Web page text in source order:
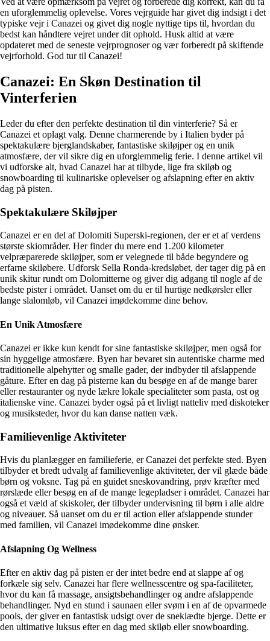
en uforglemmelig oplevelse. Vores vejrguide har givet dig indsigt i det
typiske vejr i Canazei og givet dig nogle nyttige tips til, hvordan du
bedst kan håndtere vejret under dit ophold. Husk altid at være
opdateret med de seneste vejrprognoser og vær forberedt på skiftende
vejrforhold. God tur til Canazei!
Canazei: En Skøn Destination til
Vinterferien
Leder du efter den perfekte destination til din vinterferie? Så er
Canazei et oplagt valg. Denne charmerende by i Italien byder på
spektakulære bjerglandskaber, fantastiske skiløjper og en unik
atmosfære, der vil sikre dig en uforglemmelig ferie. I denne artikel vil
vi udforske alt, hvad Canazei har at tilbyde, lige fra skiløb og
snowboarding til kulinariske oplevelser og afslapning efter en aktiv
dag på pisten.
Spektakulære Skiløjper
Canazei er en del af Dolomiti Superski-regionen, der er et af verdens
største skiområder. Her finder du mere end 1.200 kilometer
velpræparerede skiløjper, som er velegnede til både begyndere og
erfarne skiløbere. Udforsk Sella Ronda-kredsløbet, der tager dig på en
unik skitur rundt om Dolomitterne og giver dig adgang til nogle af de
bedste pister i området. Uanset om du er til hurtige nedkørsler eller
lange slalomløb, vil Canazei imødekomme dine behov.
En Unik Atmosfære
Canazei er ikke kun kendt for sine fantastiske skiløjper, men også for
sin hyggelige atmosfære. Byen har bevaret sin autentiske charme med
traditionelle alpehytter og smalle gader, der indbyder til afslappende
gåture. Efter en dag på pisterne kan du besøge en af de mange barer
eller restauranter og nyde lækre lokale specialiteter som pasta, ost og
italienske vine. Canazei byder også på et livligt natteliv med diskoteker
og musiksteder, hvor du kan danse natten væk.
Familievenlige Aktiviteter
Hvis du planlægger en familieferie, er Canazei det perfekte sted. Byen
tilbyder et bredt udvalg af familievenlige aktiviteter, der vil glæde både
børn og voksne. Tag på en guidet sneskovandring, prøv kræfter med
rørslæde eller besøg en af de mange legepladser i området. Canazei har
også et væld af skiskoler, der tilbyder undervisning til børn i alle aldre
og niveauer. Så uanset om du er til action eller afslappende stunder
med familien, vil Canazei imødekomme dine ønsker.
Afslapning Og Wellness
Efter en aktiv dag på pisten er der intet bedre end at slappe af og
forkæle sig selv. Canazei har flere wellnesscentre og spa-faciliteter,
hvor du kan få massage, ansigtsbehandlinger og andre afslappende
behandlinger. Nyd en stund i saunaen eller svøm i en af de opvarmede
pools, der giver en fantastisk udsigt over de sneklædte bjerge. Dette er
den ultimative luksus efter en dag med skiløb eller snowboarding.